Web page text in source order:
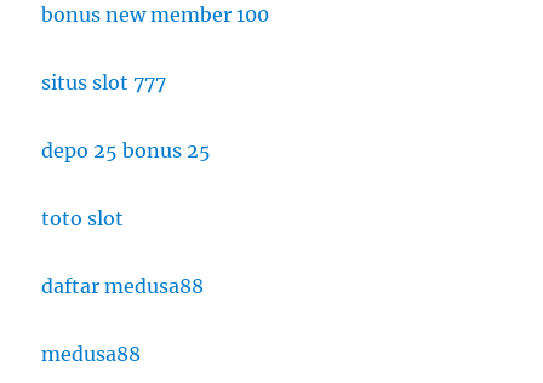
bonus new member 100
situs slot 777
depo 25 bonus 25
toto slot
daftar medusa88
medusa88